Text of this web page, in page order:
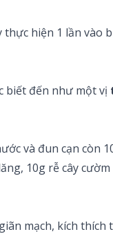
hiện 1 lần vào
biết đến như một vị
và đun cạn còn
10g rễ cây
mạch, kích